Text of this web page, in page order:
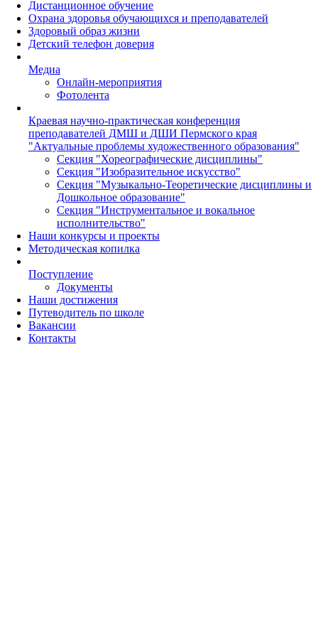
Дистанционное обучение
Охрана здоровья обучающихся и преподавателей
Здоровый образ жизни
Детский телефон доверия
Медиа
Онлайн-мероприятия
Фотолента
Краевая научно-практическая конференция
преподавателей ДМШ и ДШИ Пермского края
"Актуальные проблемы художественного образования"
Секция "Хореографические дисциплины"
Секция "Изобразительное искусство"
Секция "Музыкально-Теоретические дисциплины и
Дошкольное образование"
Секция "Инструментальное и вокальное
исполнительство"
Наши конкурсы и проекты
Методическая копилка
Поступление
Документы
Наши достижения
Путеводитель по школе
Вакансии
Контакты